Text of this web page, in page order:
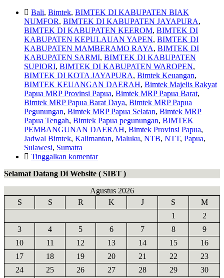
Bali, Bimtek, BIMTEK DI KABUPATEN BIAK
NUMFOR, BIMTEK DI KABUPATEN JAYAPURA,
BIMTEK DI KABUPATEN KEEROM, BIMTEK DI
KABUPATEN KEPULAUAN YAPEN, BIMTEK DI
KABUPATEN MAMBERAMO RAYA, BIMTEK DI
KABUPATEN SARMI, BIMTEK DI KABUPATEN
SUPIORI, BIMTEK DI KABUPATEN WAROPEN,
BIMTEK DI KOTA JAYAPURA, Bimtek Keuangan,
BIMTEK KEUANGAN DAERAH, Bimtek Majelis Rakyat
Papua MRP Provinsi Papua, Bimtek MRP Papua Barat,
Bimtek MRP Papua Barat Daya, Bimtek MRP Papua
Pegunungan, Bimtek MRP Papua Selatan, Bimtek MRP
Papua Tengah, Bimtek Papua pegunungan, BIMTEK
PEMBANGUNAN DAERAH, Bimtek Provinsi Papua,
Jadwal Bimtek, Kalimantan, Maluku, NTB, NTT, Papua,
Sulawesi, Sumatra
Tinggalkan komentar
Selamat Datang Di Website ( SIBT )
Agustus 2026
S
S R K J S
M
1
2
3
4 5 6 7 8
9
10
11 12 13 14 15
16
17
18 19 20 21 22
23
24
25 26 27 28 29
30